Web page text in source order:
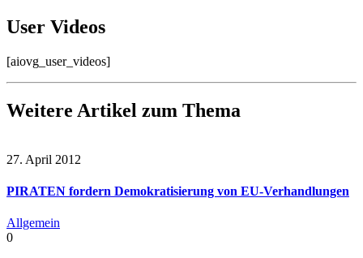
User Videos
[aiovg_user_videos]
Weitere Artikel zum Thema
27. April 2012
PIRATEN fordern Demokratisierung von EU-Verhandlungen
Allgemein
0